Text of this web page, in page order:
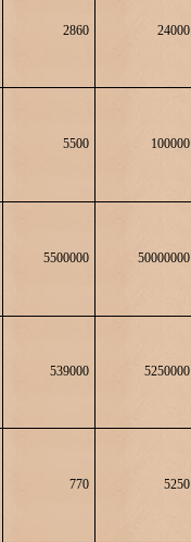
2860 24000
5500 100000
5500000 50000000
539000 5250000
770 5250